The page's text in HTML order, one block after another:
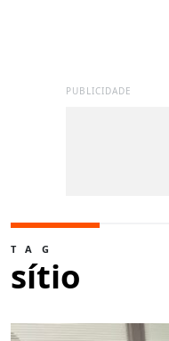
PUBLICIDADE
TAG
sítio